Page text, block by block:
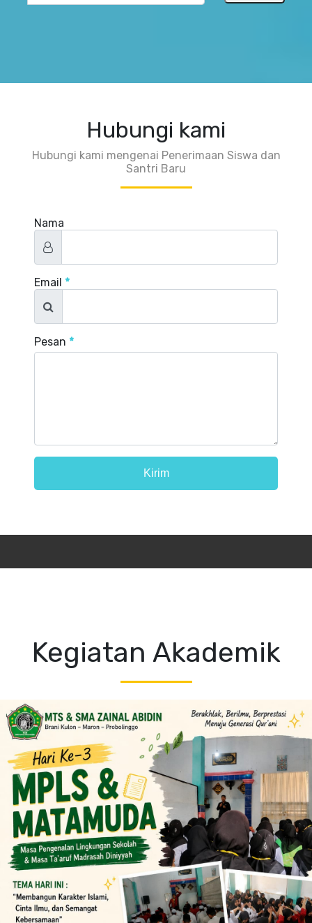
Hubungi kami
Hubungi kami mengenai Penerimaan Siswa dan
Santri Baru
Nama
Email *
Pesan *
Kegiatan Akademik